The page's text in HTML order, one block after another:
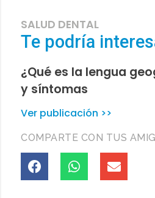
SALUD DENTAL
Te podría
¿Qué es la lengua
y síntomas
Ver publicación >>
COMPARTE CON TUS